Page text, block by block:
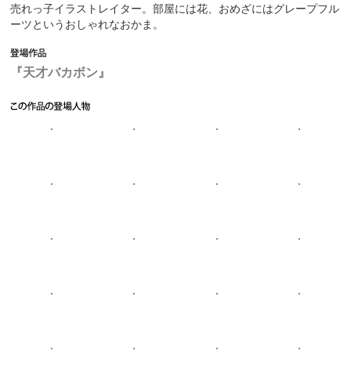
売れっ子イラストレイター。部屋には花、おめざにはグレープフル
ーツというおしゃれなおかま。
『天才バカボン』